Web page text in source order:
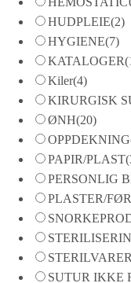
HUDPLEIE(2)
HYGIENE(7)
KATALOGER
Kiler(4)
KIRURGISK
ØNH(20)
OPPDEKNING
PAPIR/PLAST
PERSONLIG
PLASTER/
STERILVARER
SUTUR IKKE